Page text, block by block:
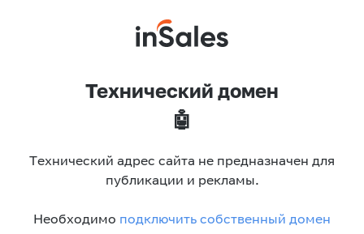
Технический домен
🤖
Технический адрес сайта не предназначен для
публикации и рекламы.
Необходимо подключить собственный домен